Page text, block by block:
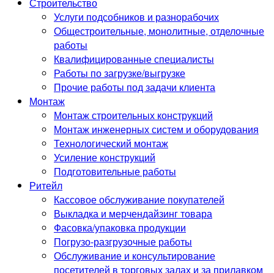
Услуги подсобников и разнорабочих
Общестроительные, монолитные, отделочные
работы
Квалифицированные специалисты
Работы по загрузке/выгрузке
Прочие работы под задачи клиента
Монтаж
Монтаж строительных конструкций
Монтаж инженерных систем и оборудования
Технологический монтаж
Усиление конструкций
Подготовительные работы
Ритейл
Кассовое обслуживание покупателей
Выкладка и мерчендайзинг товара
Фасовка/упаковка продукции
Погрузо-разгрузочные работы
Обслуживание и консультирование
посетителей в торговых залах и за прилавком